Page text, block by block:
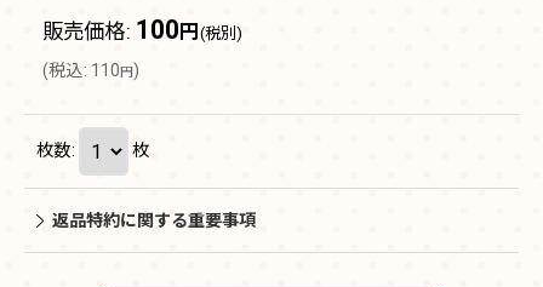
販売価格: 100 円 (税別)
(税込: 110 円)
枚数: 枚
返品特約に関する重要事項